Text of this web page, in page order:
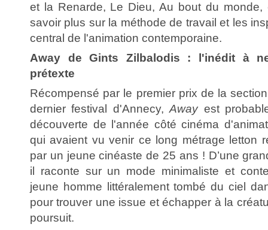
et la Renarde, Le Dieu, Au bout du monde,
savoir plus sur la méthode de travail et les
central de l'animation contemporaine.
Away de Gints Zilbalodis : l'inédit à
prétexte
Récompensé par le premier prix de la
dernier festival d'Annecy,Awayest
découverte de l'année côté cinéma
qui avaient vu venir ce long métrage letton
par un jeune cinéaste de 25 ans ! D’une
il raconte sur un mode minimaliste et
jeune homme littéralement tombé du ciel
pour trouver une issue et échapper à la
poursuit.